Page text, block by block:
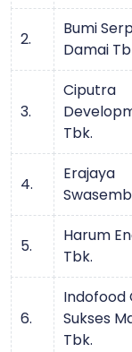
2.
Bumi
Damai
3.
Ciputra
Tbk.
4.
Erajaya
5.
Harum
Tbk.
6.
Indofood
Sukses
Tbk.